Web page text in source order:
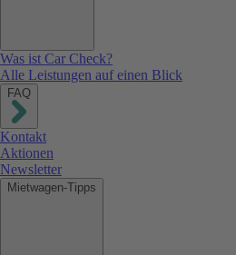
Was ist Car Check?
Alle Leistungen auf einen Blick
FAQ
Kontakt
Aktionen
Newsletter
Mietwagen-Tipps